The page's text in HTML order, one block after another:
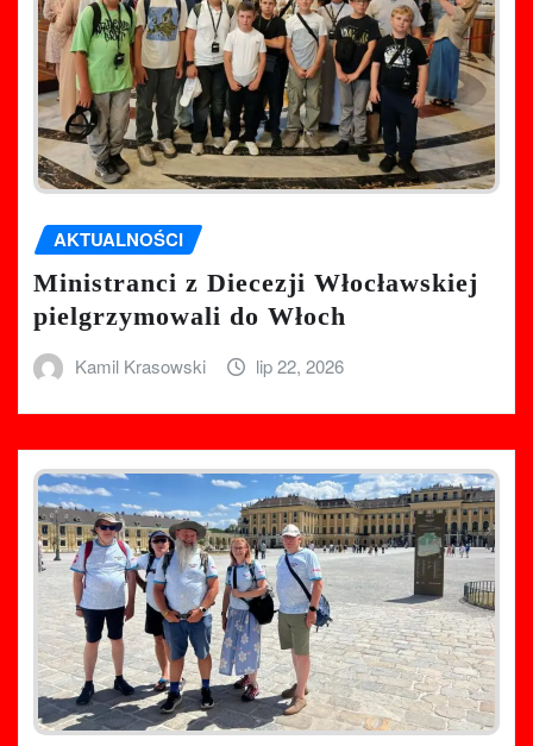
AKTUALNOŚCI
Ministranci z Diecezji Włocławskiej
pielgrzymowali do Włoch
Kamil Krasowski lip 22, 2026